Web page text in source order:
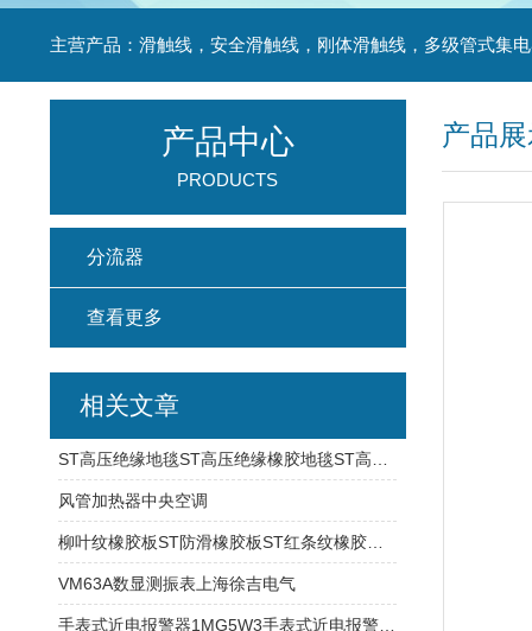
产品
产品中心
PRODUCTS
分流器
查看更多
相关文章
风管加热器中央空调
VM63A数显测振表上海徐吉电气